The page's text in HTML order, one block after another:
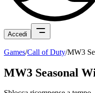
Accedi
Games/Call of Duty/MW3
MW3 Seasonal